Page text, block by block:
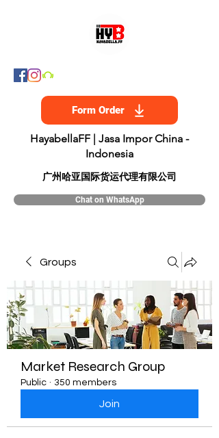
Form Order
HayabellaFF | Jasa Impor China -
Indonesia
​广州哈亚国际货运代理有限公司
Chat on WhatsApp
Groups
Market Research Group
Public · 350 members
Join